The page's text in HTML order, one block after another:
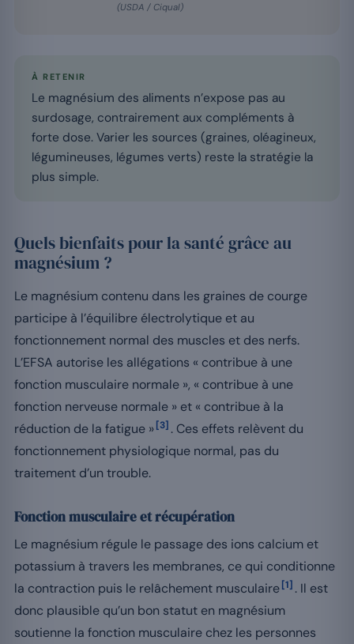
(USDA / Ciqual)
À RETENIR
Le magnésium des aliments n’expose pas au
surdosage, contrairement aux compléments à
forte dose. Varier les sources (graines, oléagineux,
légumineuses, légumes verts) reste la stratégie la
plus simple.
Quels bienfaits pour la santé grâce au
magnésium ?
Le magnésium contenu dans les graines de courge
participe à l’équilibre électrolytique et au
fonctionnement normal des muscles et des nerfs.
L’EFSA autorise les allégations « contribue à une
fonction musculaire normale », « contribue à une
fonction nerveuse normale » et « contribue à la
réduction de la fatigue »[3] . Ces effets relèvent du
fonctionnement physiologique normal, pas du
traitement d’un trouble.
Fonction musculaire et récupération
Le magnésium régule le passage des ions calcium et
potassium à travers les membranes, ce qui conditionne
la contraction puis le relâchement musculaire[1] . Il est
donc plausible qu’un bon statut en magnésium
soutienne la fonction musculaire chez les personnes